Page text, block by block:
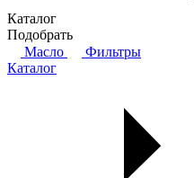
Каталог
Подобрать
Масло
Фильтры
Каталог